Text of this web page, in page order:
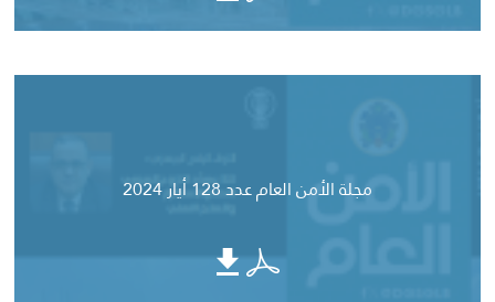
مجلة الأمن العام عدد 128 أيار 2024